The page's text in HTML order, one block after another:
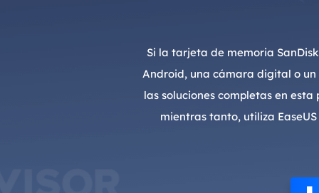
Más
Si la tarjeta de memoria
Android, una cámara digital o
las soluciones completas en
mientras tanto, utiliza